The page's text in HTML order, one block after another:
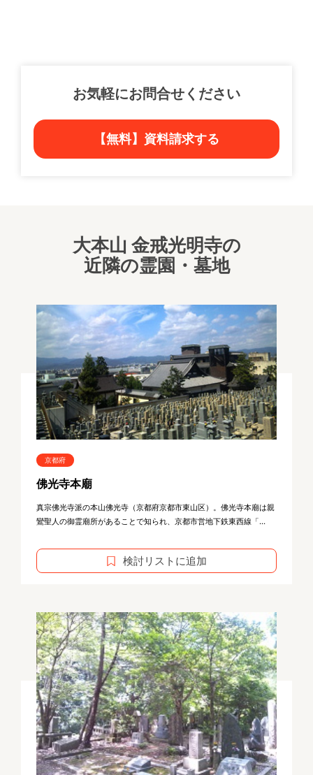
お気軽にお問合せください
【無料】資料請求する
大本山 金戒光明寺の
近隣の霊園・墓地
京都府
佛光寺本廟
真宗佛光寺派の本山佛光寺（京都府京都市東山区）。佛光寺本廟は親
鸞聖人の御霊廟所があることで知られ、京都市営地下鉄東西線「...
検討リストに追加